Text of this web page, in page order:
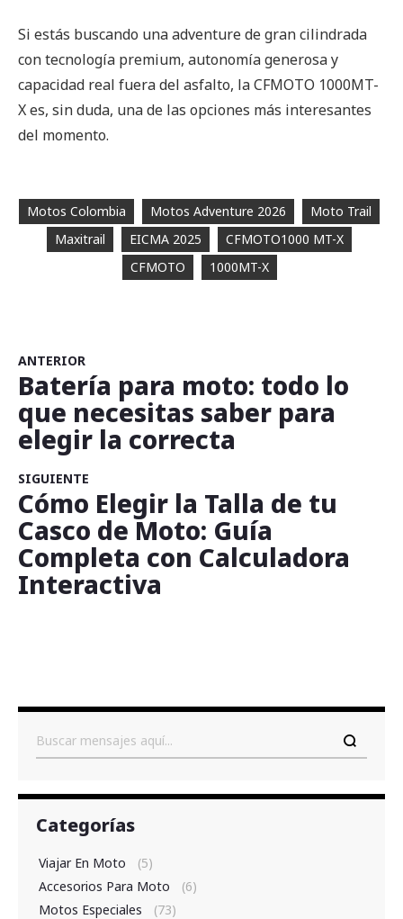
Si estás buscando una adventure de gran cilindrada
con tecnología premium, autonomía generosa y
capacidad real fuera del asfalto, la CFMOTO 1000MT-
X es, sin duda, una de las opciones más interesantes
del momento.
Etiquetas:
Motos Colombia Motos Adventure 2026
Moto Trail
Maxitrail
EICMA 2025
CFMOTO1000 MT-X
CFMOTO
1000MT-X
ANTERIOR
Batería para moto: todo lo
que necesitas saber para
elegir la correcta
SIGUIENTE
Cómo Elegir la Talla de tu
Casco de Moto: Guía
Completa con Calculadora
Interactiva
Categorías
Viajar En Moto
(5)
Accesorios Para Moto
(6)
Motos Especiales
(73)